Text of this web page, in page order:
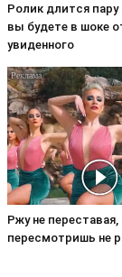
Ролик длится пару
вы будете в шоке
увиденного
Ржу не
пересмотришь не